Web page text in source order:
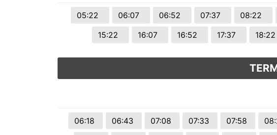
05:22 06:07 06:52 07:37 08:22
15:22
16:07 16:52 17:37 18:22
06:18 06:43 07:08 07:33 07:58